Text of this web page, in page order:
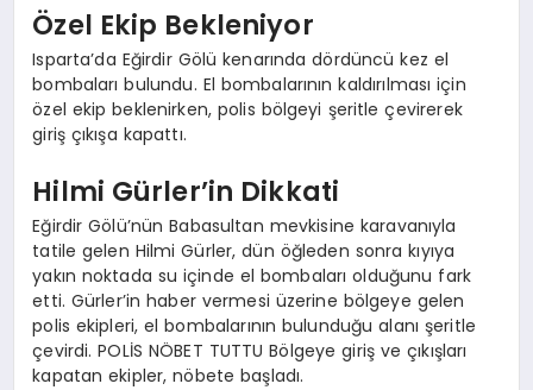
Özel Ekip Bekleniyor
Isparta’da Eğirdir Gölü kenarında dördüncü kez el
bombaları bulundu. El bombalarının kaldırılması için
özel ekip beklenirken, polis bölgeyi şeritle çevirerek
giriş çıkışa kapattı.
Hilmi Gürler’in Dikkati
Eğirdir Gölü’nün Babasultan mevkisine karavanıyla
tatile gelen Hilmi Gürler, dün öğleden sonra kıyıya
yakın noktada su içinde el bombaları olduğunu fark
etti. Gürler’in haber vermesi üzerine bölgeye gelen
polis ekipleri, el bombalarının bulunduğu alanı şeritle
çevirdi. POLİS NÖBET TUTTU Bölgeye giriş ve çıkışları
kapatan ekipler, nöbete başladı.